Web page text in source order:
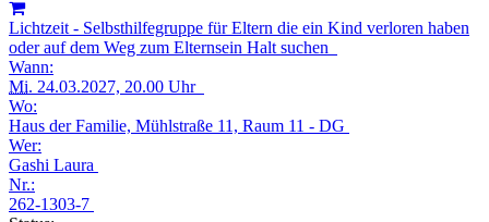
Lichtzeit - Selbsthilfegruppe für Eltern die ein Kind verloren haben
oder auf dem Weg zum Elternsein Halt suchen
Wann:
Mi. 24.03.2027, 20.00 Uhr
Wo:
Haus der Familie, Mühlstraße 11, Raum 11 - DG
Wer:
Gashi Laura
Nr.:
262-1303-7